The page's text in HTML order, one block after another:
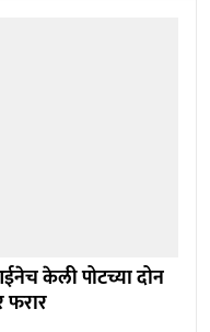
केली पोटच्या दोन
फरार